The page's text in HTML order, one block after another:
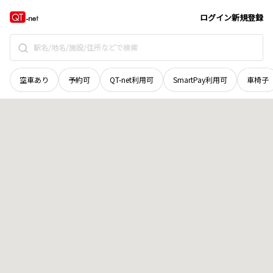
ログイン新規登録
空車あり 予約可 QT-net利用可 SmartPay利用可 車椅子
長野県